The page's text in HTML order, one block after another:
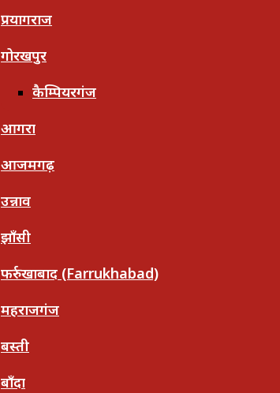
प्रयागराज
गोरखपुर
कैम्पियरगंज
आगरा
आजमगढ़
उन्नाव
झाँसी
फर्रुखाबाद (Farrukhabad)
महराजगंज
बस्ती
बाँदा